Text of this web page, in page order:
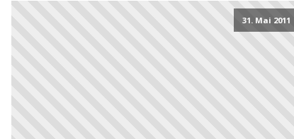
31. Mai 2011